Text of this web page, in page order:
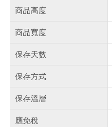
商品高度
商品寬度
保存天數
保存方式
保存溫層
應免稅